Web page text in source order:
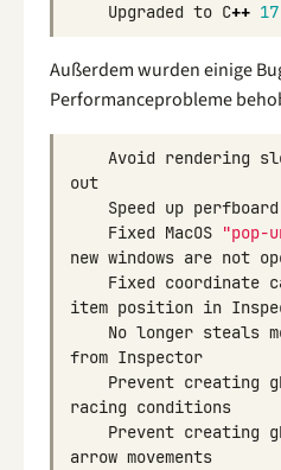
Upgraded to C++ 17
Außerdem wurden einige
Performanceprobleme
Avoid rendering
out
Speed up perfboard
Fixed MacOS "pop-
new windows are not
Fixed coordinate
item position in
No longer steals
from Inspector
Prevent creating
racing conditions
Prevent creating
arrow movements